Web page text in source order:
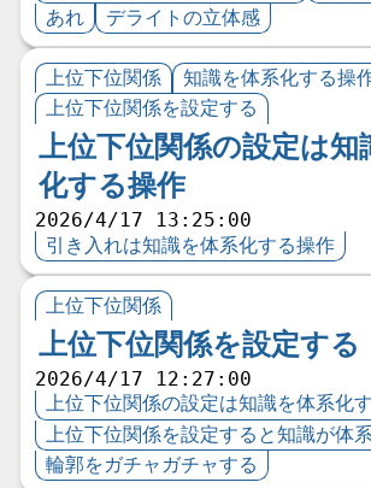
あれ
デライトの立体感
上位下位関係
知識を体系化する操
上位下位関係を設定する
上位下位関係の設定は知
化する操作
2026/4/17 13:25:00
引き入れは知識を体系化する操作
上位下位関係
上位下位関係を設定する
2026/4/17 12:27:00
上位下位関係の設定は知識を体系化
上位下位関係を設定すると知識が体
輪郭をガチャガチャする